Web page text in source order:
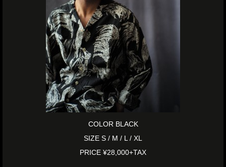
COLOR BLACK
SIZE S / M / L / XL
PRICE ¥28,000+TAX